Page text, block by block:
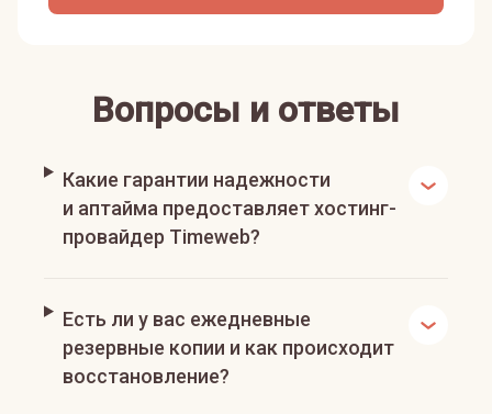
Вопросы и ответы
Какие гарантии надежности
и аптайма предоставляет хостинг-
провайдер Timeweb?
Есть ли у вас ежедневные
резервные копии и как происходит
восстановление?